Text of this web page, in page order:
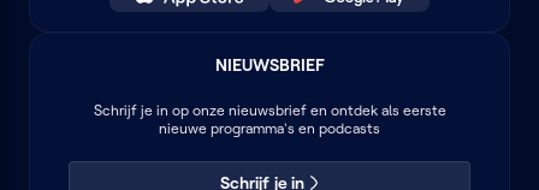
NIEUWSBRIEF
Schrijf je in op onze nieuwsbrief en ontdek als eerste
nieuwe programma's en podcasts
Schrijf je in